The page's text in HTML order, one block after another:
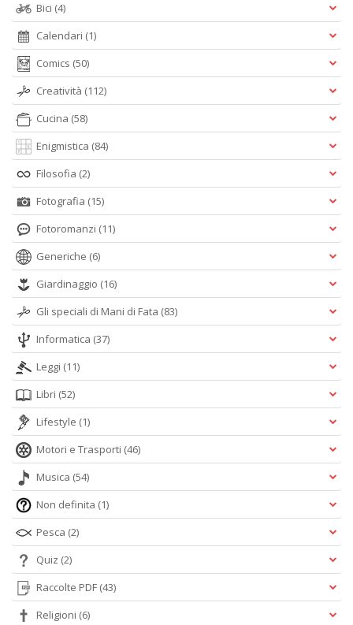
Bici (4)
Calendari (1)
Comics (50)
Creatività (112)
Cucina (58)
Enigmistica (84)
Filosofia (2)
Fotografia (15)
Fotoromanzi (11)
Generiche (6)
Giardinaggio (16)
Gli speciali di Mani di Fata (83)
Informatica (37)
Leggi (11)
Libri (52)
Lifestyle (1)
Motori e Trasporti (46)
Musica (54)
Non definita (1)
Pesca (2)
Quiz (2)
Raccolte PDF (43)
Religioni (6)